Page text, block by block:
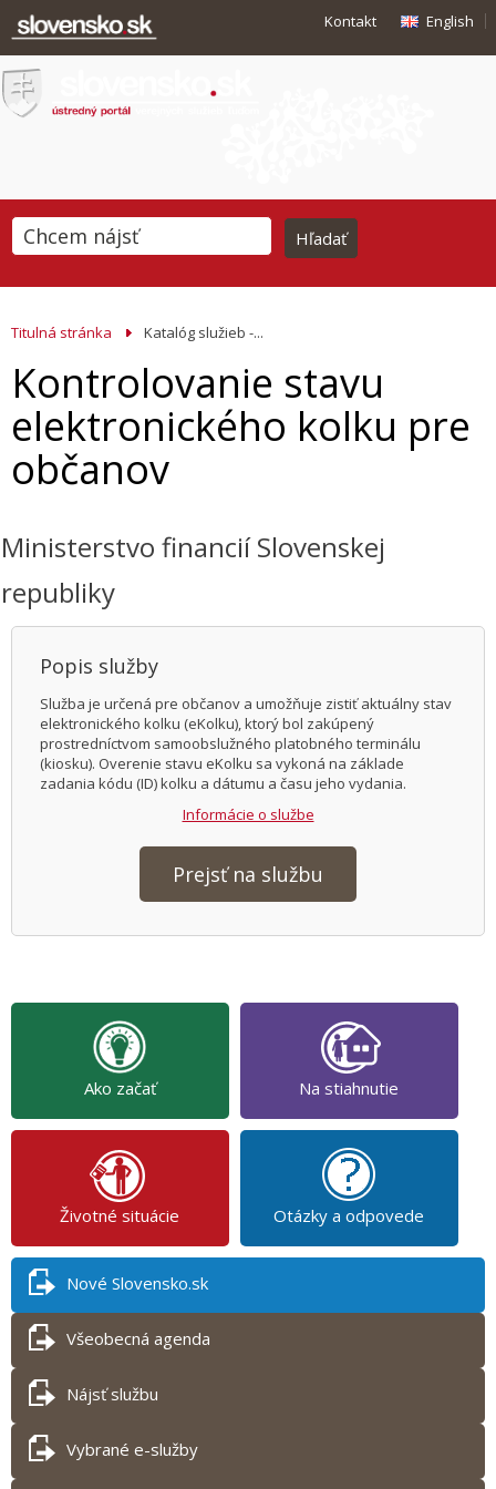
Kontakt English
Titulná stránka Katalóg služieb -...
Kontrolovanie stavu
elektronického kolku pre
občanov
Ministerstvo financií Slovenskej
republiky
Popis služby
Služba je určená pre občanov a umožňuje zistiť aktuálny stav
elektronického kolku (eKolku), ktorý bol zakúpený
prostredníctvom samoobslužného platobného terminálu
(kiosku). Overenie stavu eKolku sa vykoná na základe
zadania kódu (ID) kolku a dátumu a času jeho vydania.
Informácie o službe
Prejsť na službu
Ako začať Na stiahnutie
Životné situácie Otázky a odpovede
Nové Slovensko.sk
Všeobecná agenda
Nájsť službu
Vybrané e-služby